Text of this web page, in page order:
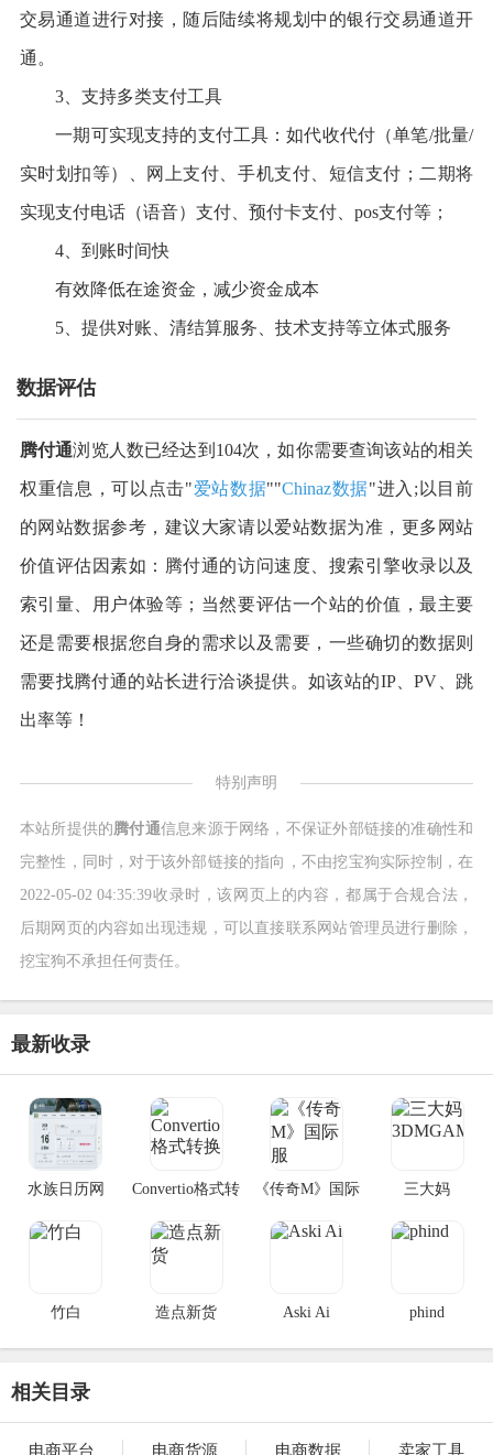
交易通道进行对接，随后陆续将规划中的银行交易通道开
通。
3、支持多类支付工具
一期可实现支持的支付工具：如代收代付（单笔/批量/
实时划扣等）、网上支付、手机支付、短信支付；二期将
实现支付电话（语音）支付、预付卡支付、pos支付等；
4、到账时间快
有效降低在途资金，减少资金成本
5、提供对账、清结算服务、技术支持等立体式服务
数据评估
腾付通浏览人数已经达到104次，如你需要查询该站的相关
权重信息，可以点击"爱站数据""Chinaz数据"进入;以目前
的网站数据参考，建议大家请以爱站数据为准，更多网站
价值评估因素如：腾付通的访问速度、搜索引擎收录以及
索引量、用户体验等；当然要评估一个站的价值，最主要
还是需要根据您自身的需求以及需要，一些确切的数据则
需要找腾付通的站长进行洽谈提供。如该站的IP、PV、跳
出率等！
特别声明
本站所提供的腾付通信息来源于网络，不保证外部链接的准确性和
完整性，同时，对于该外部链接的指向，不由挖宝狗实际控制，在
2022-05-02 04:35:39收录时，该网页上的内容，都属于合规合法，
后期网页的内容如出现违规，可以直接联系网站管理员进行删除，
挖宝狗不承担任何责任。
最新收录
水族日历网
Convertio格式转
《传奇M》国际
三大妈
竹白 造点新货 Aski Ai phind
相关目录
电商平台 电商货源 电商数据 卖家工具